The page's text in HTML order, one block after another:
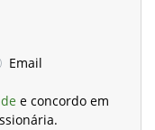
Email
e concordo em